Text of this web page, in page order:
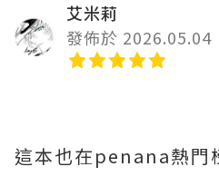
艾米莉
發佈於 2026.05.04
這本也在penana熱門